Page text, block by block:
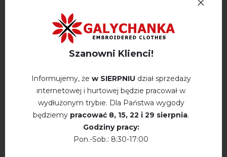
Zwroty i wymiany
Płatność i dostawa
Polityka prywatności
Opinie (0)
Szanowni Klienci!
Informujemy, że w SIERPNIU dział sprzedaży
internetowej i hurtowej będzie pracował w
wydłużonym trybie. Dla Państwa wygody
będziemy pracować 8, 15, 22 і 29 sierpnia.
Godziny pracy:
Pon.-Sob.: 8:30-17:00